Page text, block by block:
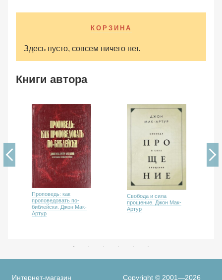
КОРЗИНА
Здесь пусто, совсем ничего нет.
Книги автора
Проповедь: как
проповедовать по-
библейски. Джон Мак-
Артур
Свобода и сила
прощение. Джон Мак-
Артур
Интернет-магазин Copyright © 2001—2026